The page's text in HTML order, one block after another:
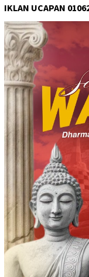
IKLAN UCAPAN